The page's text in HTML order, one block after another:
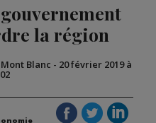
la région
Blanc - 20 février 2019 à